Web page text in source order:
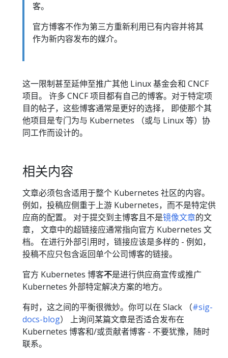
客。
官方博客不作为第三方重新利用已有内容并将其
作为新内容发布的媒介。
这一限制甚至延伸至推广其他 Linux 基金会和 CNCF
项目。 许多 CNCF 项目都有自己的博客。对于特定项
目的帖子，这些博客通常是更好的选择， 即使那个其
他项目是专门为与 Kubernetes （或与 Linux 等）协
同工作而设计的。
相关内容
文章必须包含适用于整个 Kubernetes 社区的内容。
例如，投稿应侧重于上游 Kubernetes，而不是特定供
应商的配置。 对于提交到主博客且不是镜像文章的文
章， 文章中的超链接应通常指向官方 Kubernetes 文
档。 在进行外部引用时，链接应该是多样的 - 例如，
投稿不应只包含返回单个公司博客的链接。
官方 Kubernetes 博客不是进行供应商宣传或推广
Kubernetes 外部特定解决方案的地方。
有时，这之间的平衡很微妙。你可以在 Slack （#sig-
docs-blog） 上询问某篇文章是否适合发布在
Kubernetes 博客和/或贡献者博客 - 不要犹豫，随时
联系。